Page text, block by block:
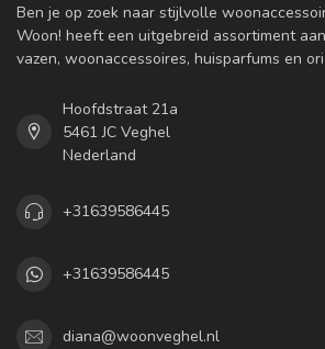
Ben je op zoek naar stijlvolle
Woon! heeft een uitgebreid assortiment
vazen, woonaccessoires, huisparfums en
Hoofdstraat 21a
5461 JC Veghel
Nederland
+31639586445
+31639586445
diana@woonveghel.nl